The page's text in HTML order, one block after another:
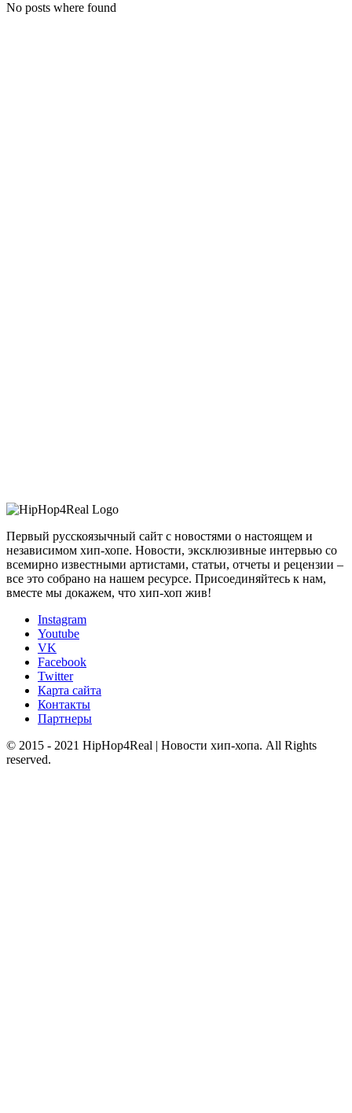
No posts where found
Первый русскоязычный сайт с новостями о настоящем и
независимом хип-хопе. Новости, эксклюзивные интервью со
всемирно известными артистами, статьи, отчеты и рецензии –
все это собрано на нашем ресурсе. Присоединяйтесь к нам,
вместе мы докажем, что хип-хоп жив!
Instagram
Youtube
VK
Facebook
Twitter
Карта сайта
Контакты
Партнеры
© 2015 - 2021 HipHop4Real | Новости хип-хопа. All Rights
reserved.